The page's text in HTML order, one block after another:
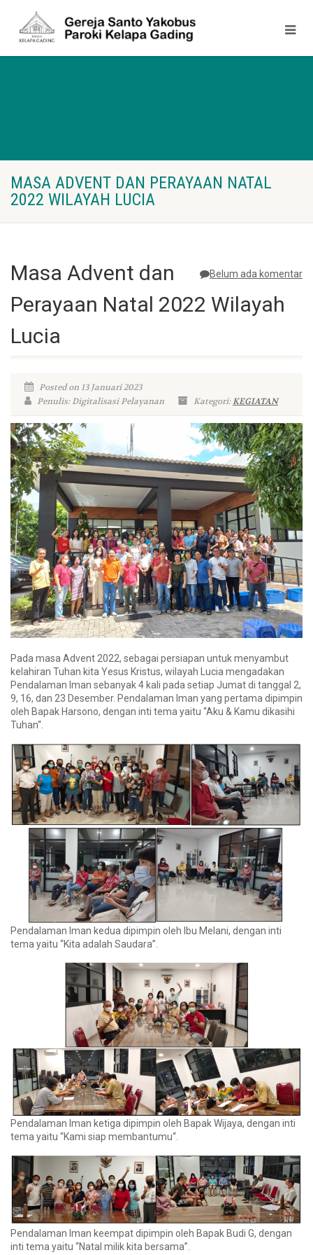
MASA ADVENT DAN PERAYAAN NATAL
2022 WILAYAH LUCIA
Belum ada komentar
Masa Advent dan
Perayaan Natal 2022 Wilayah
Lucia
Posted on 13 Januari 2023
Penulis: Digitalisasi Pelayanan
Kategori:KEGIATAN
Pada masa Advent 2022, sebagai persiapan untuk menyambut
kelahiran Tuhan kita Yesus Kristus, wilayah Lucia mengadakan
Pendalaman Iman sebanyak 4 kali pada setiap Jumat di tanggal 2,
9, 16, dan 23 Desember. Pendalaman Iman yang pertama dipimpin
oleh Bapak Harsono, dengan inti tema yaitu “Aku & Kamu dikasihi
Tuhan“.
Pendalaman Iman kedua dipimpin oleh Ibu Melani, dengan inti
tema yaitu “Kita adalah Saudara”.
Pendalaman Iman ketiga dipimpin oleh Bapak Wijaya, dengan inti
tema yaitu “Kami siap membantumu“.
Pendalaman Iman keempat dipimpin oleh Bapak Budi G, dengan
inti tema yaitu “Natal milik kita bersama”.